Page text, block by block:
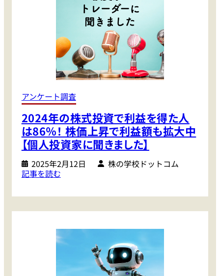
み
意
欲
調
査
（
や
り
た
い
株
取
引
知
り
い
情
・
アンケート調査
2024年の株式投資で利益を得た人
は86％！ 株価上昇で利益額も拡大中
【個人投資家に聞きました】
2025年2月12日
株の学校ドットコム
記事を読む:
0
2
年
の
式